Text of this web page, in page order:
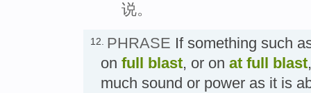
说。
12. PHRASE If something such
on full blast, or on at full blast
much sound or power as it is